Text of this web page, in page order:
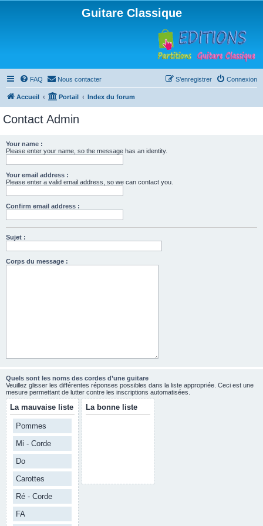
Guitare Classique
FAQ Nous contacter Connexion
S’enregistrer
Accueil Portail Index du forum
Contact Admin
Your name :
Please enter your name, so the message has an identity.
Your email address :
Please enter a valid email address, so we can contact you.
Confirm email address :
Sujet :
Corps du message :
Quels sont les noms des cordes d’une guitare
Veuillez glisser les différentes réponses possibles dans la liste appropriée. Ceci est une
mesure permettant de lutter contre les inscriptions automatisées.
La mauvaise liste
Pommes
Mi - Corde
Do
Carottes
Ré - Corde
FA
La bonne liste